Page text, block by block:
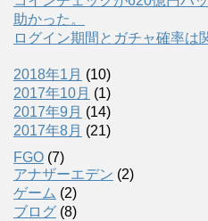
助かった。
ログイン期間とガチャ確率は
2018年1月 (10)
2017年10月 (1)
2017年9月 (14)
2017年8月 (21)
FGO (7)
アナザーエデン (2)
ゲーム (2)
ブログ (8)